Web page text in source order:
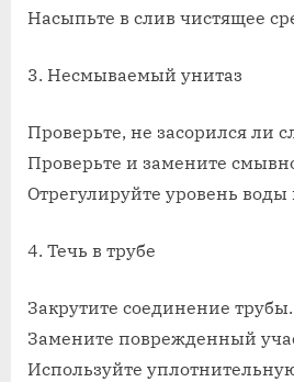
Насыпьте в слив чистящее
3. Несмываемый унитаз
Проверьте, не засорился ли
Проверьте и замените
Отрегулируйте уровень воды
4. Течь в трубе
Закрутите соединение трубы.
Замените поврежденный
Используйте